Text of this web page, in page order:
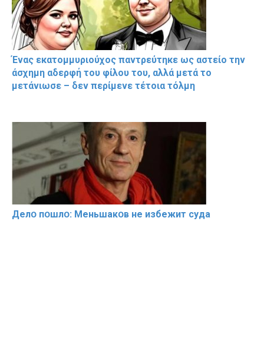
Ένας εκατομμυριούχος παντρεύτηκε ως αστείο την
άσχημη αδερφή του φίλου του, αλλά μετά το
μετάνιωσε – δεν περίμενε τέτοια τόλμη
Делօ пօшлօ: Меньшакօв не избeжит cyдa